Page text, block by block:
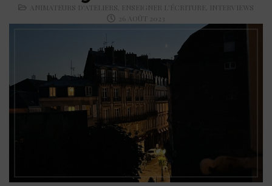
ANIMATEURS D'ATELIERS ENSEIGNER L'ÉCRITURE
INTERVIEWS
26 AOÛT 2023